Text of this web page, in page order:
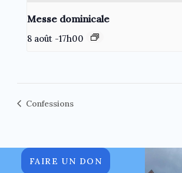
Messe dominicale
8 août -17h00
Confessions
FAIRE UN DON